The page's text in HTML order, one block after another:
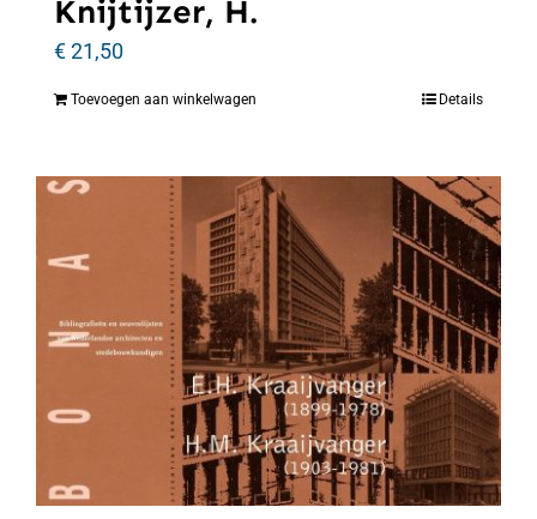
Knijtijzer, H.
€21,50
Toevoegen aan winkelwagen Details